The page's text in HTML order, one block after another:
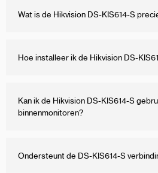
moderne woningen of
Unieke toepassingen
Open deuren op afstand:
Wat is de Hikvision DS-KIS614-S
Hoe installeer ik de Hikvision DS-
Kan ik de Hikvision DS-KIS614-S
binnenmonitoren?
Ondersteunt de DS-KIS614-S